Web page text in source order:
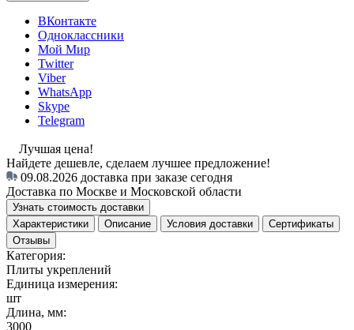
ВКонтакте
Одноклассники
Мой Мир
Twitter
Viber
WhatsApp
Skype
Telegram
Лучшая цена!
Найдете дешевле, сделаем лучшее предложение!
09.08.2026 доставка при заказе сегодня
Доставка по Москве и Московской области
Узнать стоимость доставки
Характеристики
Описание Условия доставки
Сертификаты
Отзывы
Категория:
Плиты укреплений
Единица измерения:
шт
Длина, мм:
3000